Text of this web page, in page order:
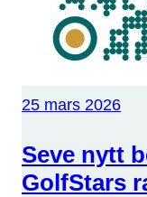
25 mars 2026
Seve nytt
GolfStars